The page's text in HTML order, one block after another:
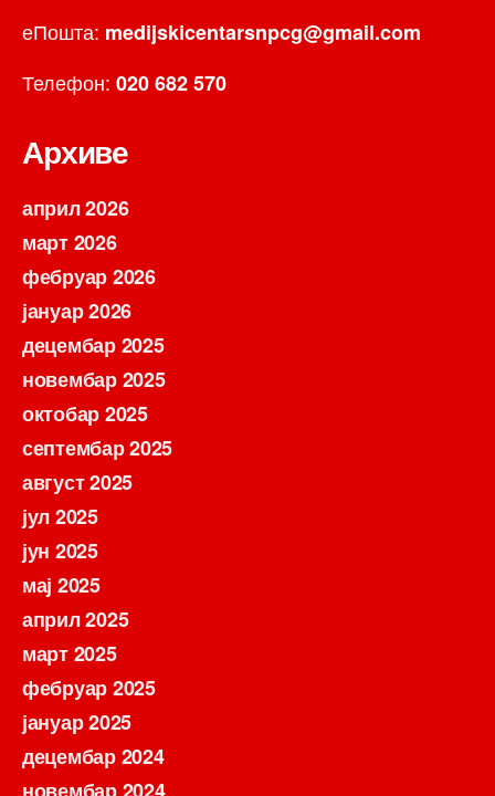
еПошта: medijskicentarsnpcg@gmail.com
Телефон: 020 682 570
Архиве
април 2026
март 2026
фебруар 2026
јануар 2026
децембар 2025
новембар 2025
октобар 2025
септембар 2025
август 2025
јул 2025
јун 2025
мај 2025
април 2025
март 2025
фебруар 2025
јануар 2025
децембар 2024